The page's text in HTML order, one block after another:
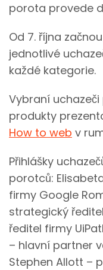
porota provede
Od 7. října
jednotlivé
každé kategorie.
Vybraní
produkty
How to web v
Přihlášky
porotců:
firmy Google
strategický
ředitel firmy
– hlavní partner
Stephen Allott –